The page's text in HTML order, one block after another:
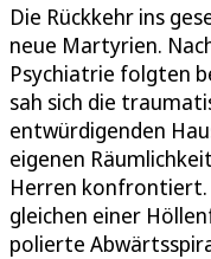
Die Rückkehr ins
neue Martyrien.
Psychiatrie folgten
sah sich die
entwürdigenden
eigenen
Herren konfrontiert.
gleichen einer
polierte